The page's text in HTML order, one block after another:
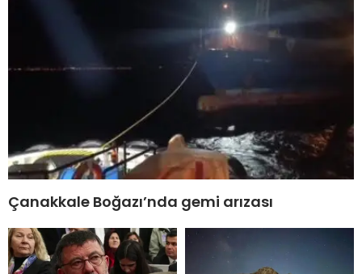
Çanakkale Boğazı’nda gemi arızası